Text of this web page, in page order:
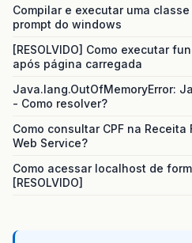
Compilar e executar uma
prompt do windows
[RESOLVIDO] Como executar
após página carregada
Java.lang.OutOfMemoryError:
- Como resolver?
Como consultar CPF na Receita
Web Service?
Como acessar localhost de
[RESOLVIDO]